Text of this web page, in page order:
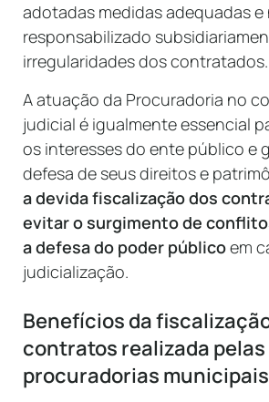
adotadas medidas adequadas e
responsabilizado
irregularidades dos contratados.
A atuação da Procuradoria no
judicial é igualmente essencial
os interesses do ente público e
defesa de seus direitos e
a devida fiscalização dos
evitar o surgimento de
a defesa do poder públicoem
judicialização.
Benefícios da
contratos realizada pelas
procuradorias municipais